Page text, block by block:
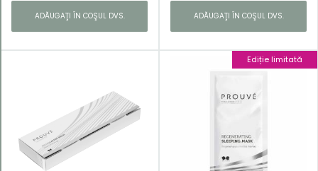
ADĂUGAŢI ÎN COŞUL DVS. ADĂUGAŢI ÎN COŞUL DVS.
Ediție limitată